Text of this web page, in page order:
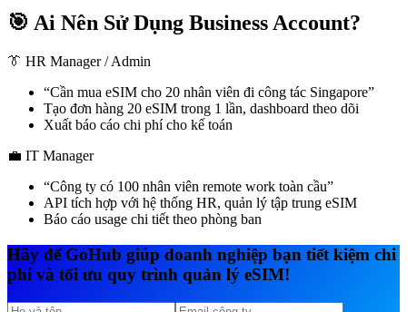
🎯 Ai Nên Sử Dụng Business Account?
👔 HR Manager / Admin
“Cần mua eSIM cho 20 nhân viên đi công tác Singapore”
Tạo đơn hàng 20 eSIM trong 1 lần, dashboard theo dõi
Xuất báo cáo chi phí cho kế toán
💼 IT Manager
“Công ty có 100 nhân viên remote work toàn cầu”
API tích hợp với hệ thống HR, quản lý tập trung eSIM
Báo cáo usage chi tiết theo phòng ban
Hãy để GoHub giúp doanh nghiệp bạn tiết kiệm chi
phí và tối ưu quy trình quản lý eSIM!